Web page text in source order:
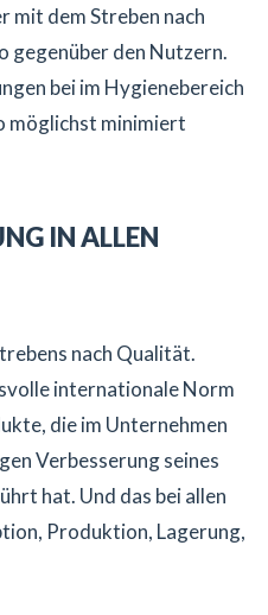
mit dem Streben nach
gegenüber den Nutzern.
bei im Hygienebereich
möglichst minimiert
IN ALLEN
nach Qualität.
internationale Norm
die im Unternehmen
Verbesserung seines
hat. Und das bei allen
Produktion, Lagerung,